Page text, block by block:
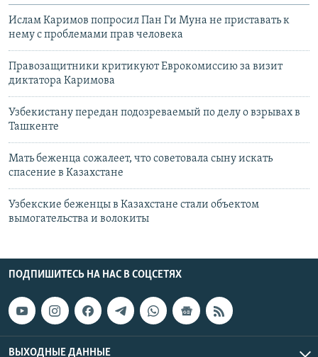
Ислам Каримов попросил Пан Ги Муна не приставать к
нему с проблемами прав человека
Правозащитники критикуют Еврокомиссию за визит
диктатора Каримова
Узбекистану передан подозреваемый по делу о взрывах в
Ташкенте
Мать беженца сожалеет, что советовала сыну искать
спасение в Казахстане
Узбекские беженцы в Казахстане стали объектом
вымогательства и волокиты
ПОДПИШИТЕСЬ НА НАС В СОЦСЕТЯХ
ВЫХОДНЫЕ ДАННЫЕ